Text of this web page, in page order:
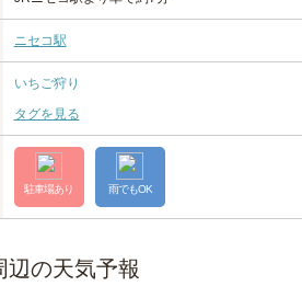
ニセコ駅
いちご狩り
タグを見る
駐車場あり 雨でもOK
辺の天気予報